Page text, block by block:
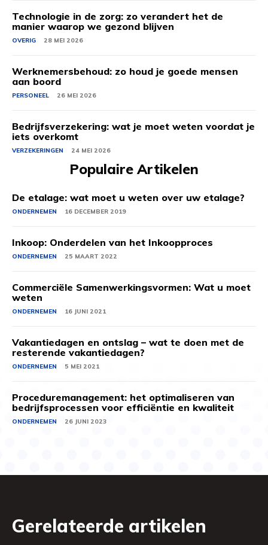
Technologie in de zorg: zo verandert het de
manier waarop we gezond blijven
OVERIG 28 MEI 2026
Werknemersbehoud: zo houd je goede mensen
aan boord
PERSONEEL 26 MEI 2026
Bedrijfsverzekering: wat je moet weten voordat je
iets overkomt
VERZEKERINGEN 24 MEI 2026
Populaire Artikelen
De etalage: wat moet u weten over uw etalage?
ONDERNEMEN 16 DECEMBER 2019
Inkoop: Onderdelen van het Inkoopproces
ONDERNEMEN 25 MAART 2022
Commerciële Samenwerkingsvormen: Wat u moet
weten
ONDERNEMEN 16 JUNI 2021
Vakantiedagen en ontslag – wat te doen met de
resterende vakantiedagen?
ONDERNEMEN 5 MEI 2021
Proceduremanagement: het optimaliseren van
bedrijfsprocessen voor efficiëntie en kwaliteit
ONDERNEMEN 26 JUNI 2023
Gerelateerde artikelen